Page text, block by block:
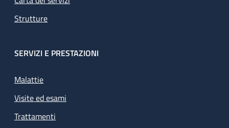
Strutture
SERVIZI E PRESTAZIONI
Malattie
Visite ed esami
Trattamenti